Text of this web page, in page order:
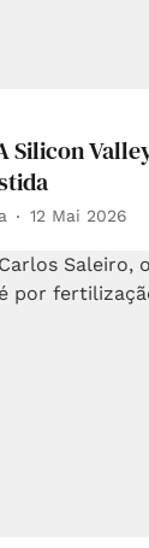
Silicon
12 Mai 2026